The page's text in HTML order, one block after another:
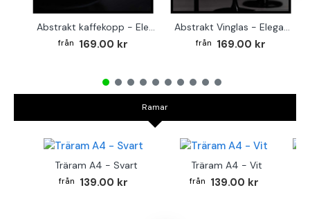
Abstrakt kaffekopp - Elegant kvadratisk köksaffisch
169.00 kr
Abstrakt Vinglas - Elegant kvadratisk affisch till köket
169.00 kr
Ramar
Träram A4 - Svart
139.00 kr
Träram A4 - Vit
139.00 kr